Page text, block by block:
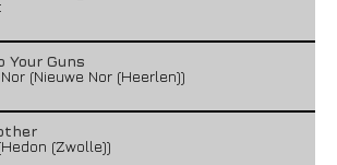
Your Guns
(Nieuwe Nor (Heerlen))
(Zwolle))